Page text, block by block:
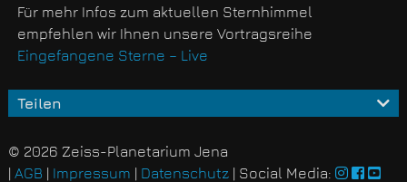
Für mehr Infos zum aktuellen Sternhimmel
empfehlen wir Ihnen unsere Vortragsreihe
Eingefangene Sterne – Live
Teilen
© 2026 Zeiss-Planetarium Jena
| AGB | Impressum | Datenschutz| Social Media: